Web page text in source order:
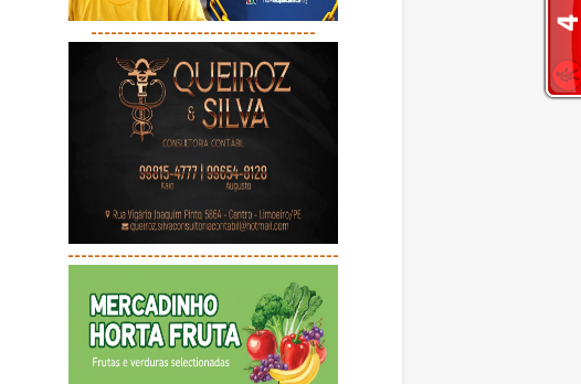
----------------------------------
-----------------------------------------